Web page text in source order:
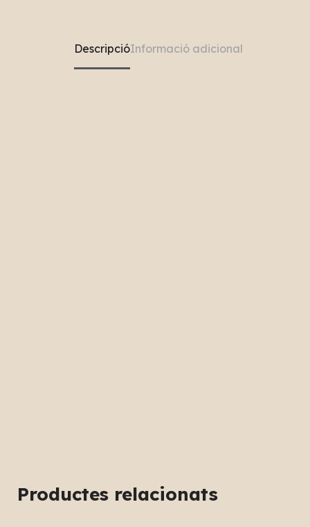
DescripcióInformació adicional
Productes relacionats